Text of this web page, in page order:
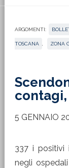
ARGOMENTI:
TOSCANA ZONA
5 GENNAIO
337 i positivi
negli